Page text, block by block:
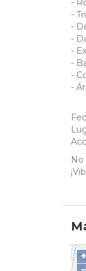
-
-
-
-
-
-
-
-
+